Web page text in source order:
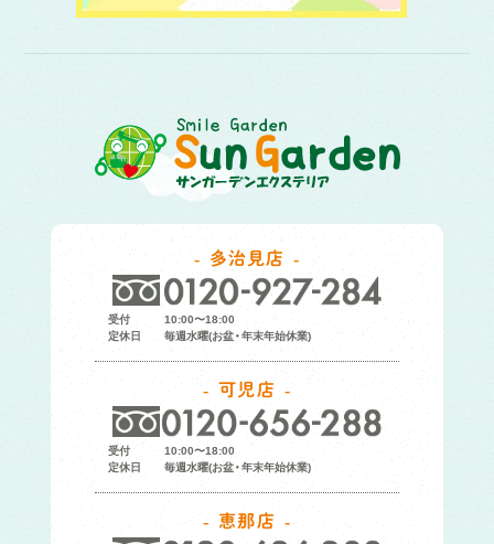
多治見店
受付
10:00〜18:00
定休日
毎週水曜(お盆・年末年始休業)
可児店
受付
10:00〜18:00
定休日
毎週水曜(お盆・年末年始休業)
恵那店